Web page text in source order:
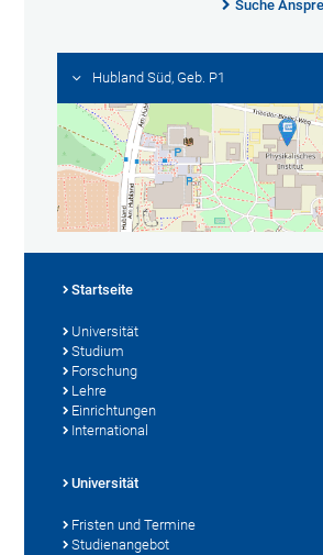
Suche
Hubland Süd, Geb. P1
Startseite
Universität
Studium
Forschung
Lehre
Einrichtungen
International
Universität
Fristen und Termine
Studienangebot